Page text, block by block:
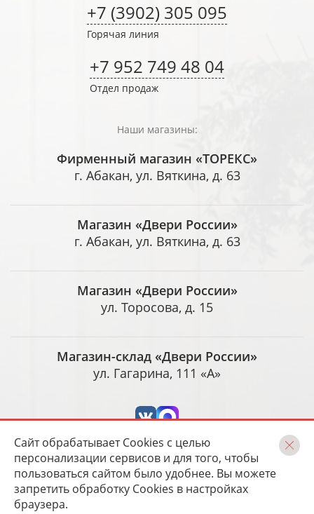
Сайт обрабатывает Cookies с целью
персонализации сервисов и для того, чтобы
пользоваться сайтом было удобнее. Вы можете
запретить обработку Cookies в настройках
браузера.
+7 (3902) 305 095
Горячая линия
+7 952 749 48 04
Отдел продаж
Наши магазины:
Фирменный магазин «ТОРЕКС»
г. Абакан, ул. Вяткина, д. 63
Магазин «Двери России»
г. Абакан, ул. Вяткина, д. 63
Магазин «Двери России»
ул. Торосова, д. 15
Магазин-склад «Двери России»
ул. Гагарина, 111 «А»
Разработка и сопровождение Magneex digital-студия